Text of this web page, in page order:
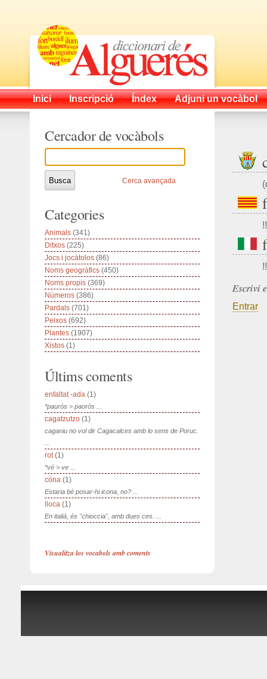
Inici Inscripció Índex Adjuni un vocàbol
!!
!!
Escrivi
Entrar
Cercador de vocàbols
Cerca avançada
Categories
Animals (341)
Ditxos (225)
Jocs i jocàtolos (86)
Noms geogràfics (450)
Noms propis (369)
Números (386)
Pardals (701)
Peixos (692)
Plantes (1907)
Xistos (1)
Últims coments
enfaltat -ada (1)
*paurós > paorós ...
cagatzutzo (1)
caganiu no vol dir Cagacalces amb lo sens de Poruc.
rot(1)
*vé > ve ...
còna (1)
Estaria bé posar-hi icona, no? ...
lloca (1)
En italià, és "chioccia", amb dues ces. ...
Visualitza los vocabols amb coments